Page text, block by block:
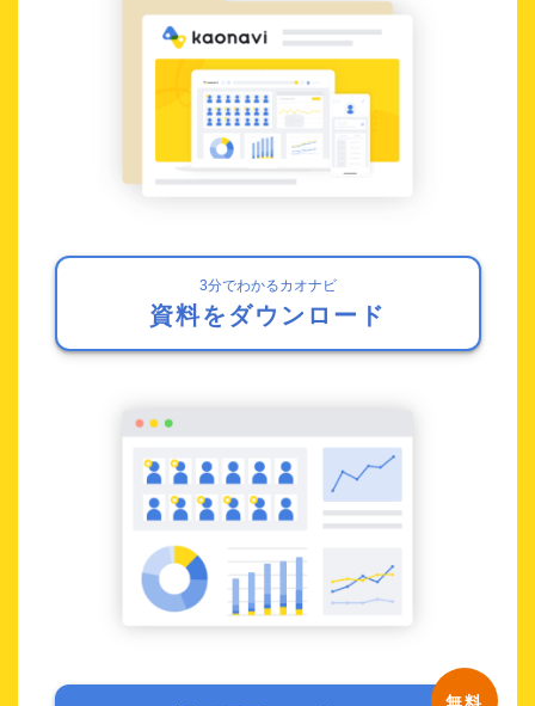
3分でわかるカオナビ
資料をダウンロード